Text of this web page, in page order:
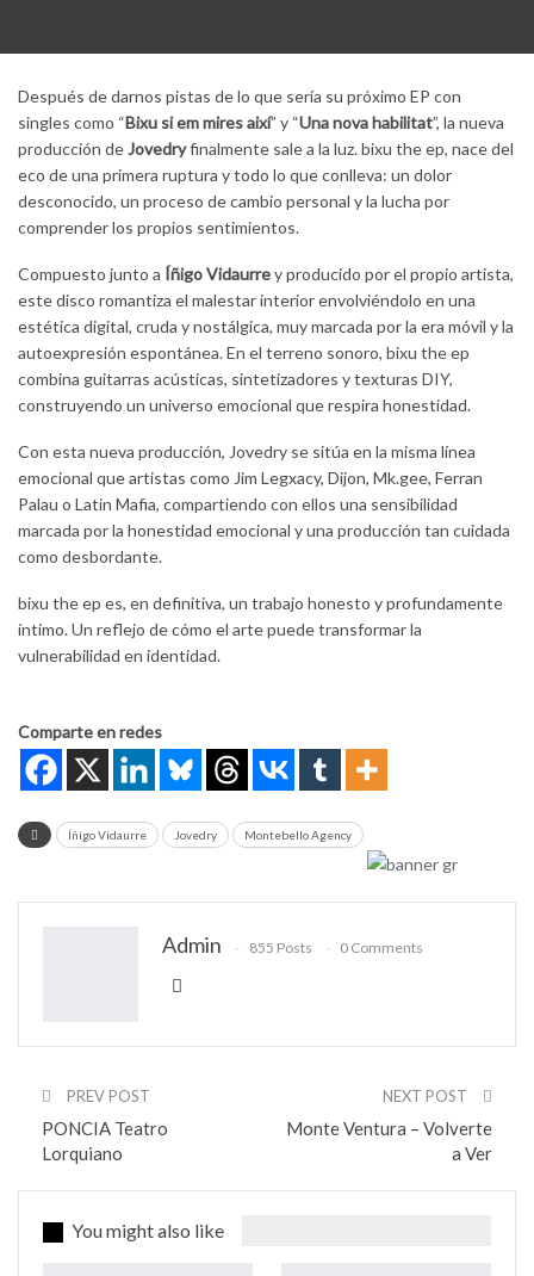
Después de darnos pistas de lo que sería su próximo EP con
singles como “Bixu si em mires així” y “Una nova habilitat”, la nueva
producción deJovedryfinalmente sale a la luz. bixu the ep, nace del
eco de una primera ruptura y todo lo que conlleva: un dolor
desconocido, un proceso de cambio personal y la lucha por
comprender los propios sentimientos.
Compuesto junto a Íñigo Vidaurrey producido por el propio artista,
este disco romantiza el malestar interior envolviéndolo en una
estética digital, cruda y nostálgica, muy marcada por la era móvil y la
autoexpresión espontánea. En el terreno sonoro, bixu the ep
combina guitarras acústicas, sintetizadores y texturas DIY,
construyendo un universo emocional que respira honestidad.
Con esta nueva producción, Jovedry se sitúa en la misma línea
emocional que artistas como Jim Legxacy, Dijon, Mk.gee, Ferran
Palau o Latin Mafia, compartiendo con ellos una sensibilidad
marcada por la honestidad emocional y una producción tan cuidada
como desbordante.
bixu the ep es, en definitiva, un trabajo honesto y profundamente
íntimo. Un reflejo de cómo el arte puede transformar la
vulnerabilidad en identidad.
Comparte en redes
Íñigo Vidaurre Jovedry Montebello Agency
Admin 855 Posts 0 Comments
PREV POST
PONCIA Teatro
Lorquiano
NEXT POST
Monte Ventura – Volverte
a Ver
You might also like